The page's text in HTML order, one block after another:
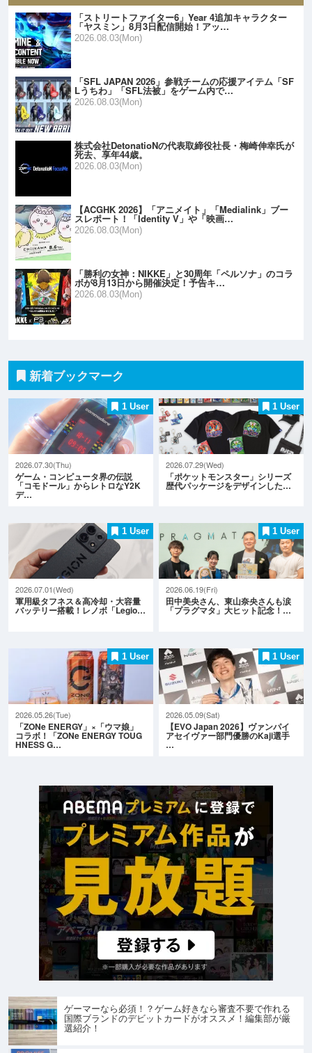
「ストリートファイター6」Year 4追加キャラクター
「ヤスミン」8月3日配信開始！アッ…
2026.08.03(Mon)
「SFL JAPAN 2026」参戦チームの応援アイテム「SF
Lうちわ」「SFL法被」をゲーム内で…
2026.08.03(Mon)
株式会社DetonatioNの代表取締役社長・梅崎伸幸氏が
死去、享年44歳。
2026.08.03(Mon)
【ACGHK 2026】「アニメイト」「Medialink」ブー
スレポート！「Identity V」や「映画…
2026.08.03(Mon)
「勝利の女神：NIKKE」と30周年「ペルソナ」のコラ
ボが8月13日から開催決定！予告キ…
2026.08.03(Mon)
新着ブックマーク
1 User
2026.07.30(Thu)
ゲーム・コンピュータ界の伝説
「コモドール」からレトロなY2K
デ…
1 User
2026.07.29(Wed)
「ポケットモンスター」シリーズ
歴代パッケージをデザインした…
1 User
2026.07.01(Wed)
軍用級タフネス＆高冷却・大容量
バッテリー搭載！レノボ「Legio…
1 User
2026.06.19(Fri)
田中美央さん、東山奈央さんも涙
「プラグマタ」大ヒット記念！…
1 User
2026.05.26(Tue)
「ZONe ENERGY」×「ウマ娘」
コラボ！「ZONe ENERGY TOUG
HNESS G…
1 User
2026.05.09(Sat)
【EVO Japan 2026】ヴァンパイ
アセイヴァー部門優勝のKaji選手
…
ゲーマーなら必須！？ゲーム好きなら審査不要で作れる
国際ブランドのデビットカードがオススメ！編集部が厳
選紹介！